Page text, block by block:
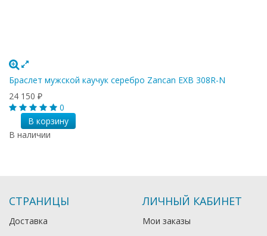
Браслет мужской каучук серебро Zancan EXB 308R-N
24 150 ₽
0
В корзину
В наличии
СТРАНИЦЫ
Доставка
ЛИЧНЫЙ КАБИНЕТ
Мои заказы